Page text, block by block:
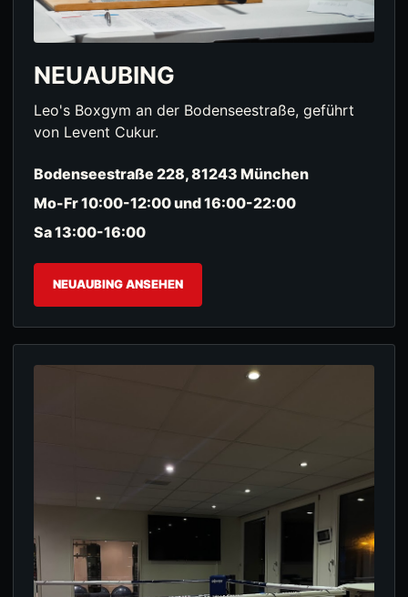
NEUAUBING
Leo's Boxgym an der Bodenseestraße, geführt
von Levent Cukur.
Bodenseestraße 228, 81243 München
Mo-Fr 10:00-12:00 und 16:00-22:00
Sa 13:00-16:00
NEUAUBING ANSEHEN